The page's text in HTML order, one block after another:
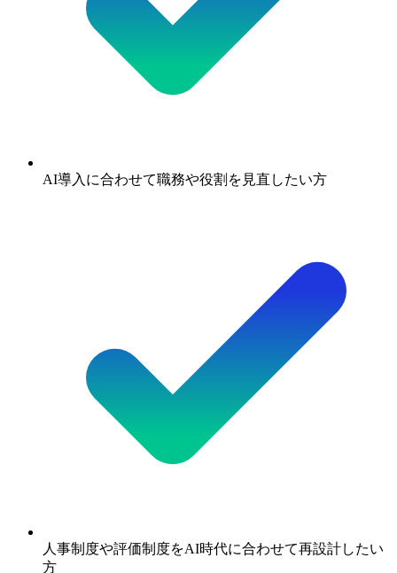
AI導入に合わせて職務や役割を見直したい方
人事制度や評価制度をAI時代に合わせて再設計したい
方